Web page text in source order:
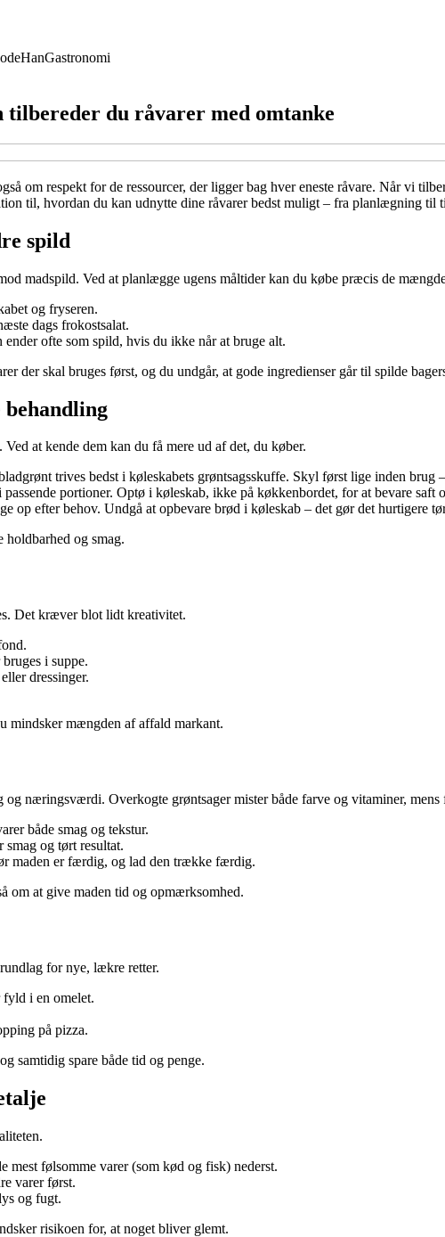
HanGastronomi
tilbereder du råvarer med omtanke
om respekt for de ressourcer, der ligger bag hver eneste råvare. Når vi
til, hvordan du kan udnytte dine råvarer bedst muligt – fra planlægning til
spild
madspild. Ved at planlægge ugens måltider kan du købe præcis de
og fryseren.
dags frokostsalat.
ofte som spild, hvis du ikke når at bruge alt.
der skal bruges først, og du undgår, at gode ingredienser går til spilde
at kende dem kan du få mere ud af det, du køber.
trives bedst i køleskabets grøntsagsskuffe. Skyl først lige inden brug
portioner. Optø i køleskab, ikke på køkkenbordet, for at bevare saft
op efter behov. Undgå at opbevare brød i køleskab – det gør det hurtigere
holdbarhed og smag.
Det kræver blot lidt kreativitet.
i suppe.
dressinger.
mindsker mængden af affald markant.
næringsværdi. Overkogte grøntsager mister både farve og vitaminer,
både smag og tekstur.
og tørt resultat.
maden er færdig, og lad den trække færdig.
om at give maden tid og opmærksomhed.
for nye, lækre retter.
i en omelet.
på pizza.
samtidig spare både tid og penge.
mest følsomme varer (som kød og fisk) nederst.
varer først.
og fugt.
risikoen for, at noget bliver glemt.